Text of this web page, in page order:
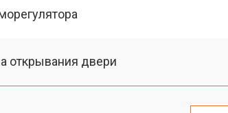
открывания двери